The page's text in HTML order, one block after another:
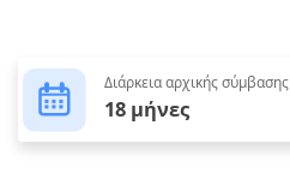
Διάρκεια αρχικής σύμβασης
18 μήνες